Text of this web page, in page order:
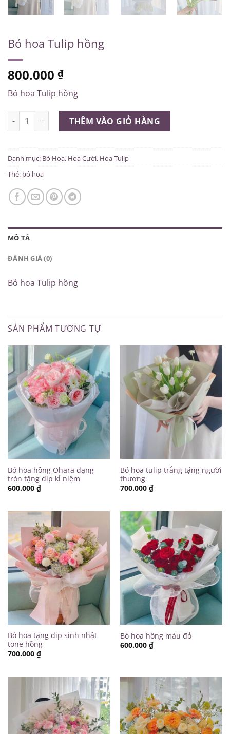
Bó hoa Tulip hồng
800.000 ₫
Bó hoa Tulip hồng
Bó hoa Tulip hồng số lượngTHÊM VÀO GIỎ HÀNG
Danh mục: Bó Hoa, Hoa Cưới, Hoa Tulip
Thẻ: bó hoa
MÔ TẢ
ĐÁNH GIÁ (0)
Bó hoa Tulip hồng
SẢN PHẨM TƯƠNG TỰ
Bó hoa hồng Ohara dạng
tròn tặng dịp kỉ niệm
600.000 ₫
Bó hoa tulip trắng tặng người
thương
700.000 ₫
Bó hoa tặng dịp sinh nhật
tone hồng
700.000 ₫
Bó hoa hồng màu đỏ
600.000 ₫